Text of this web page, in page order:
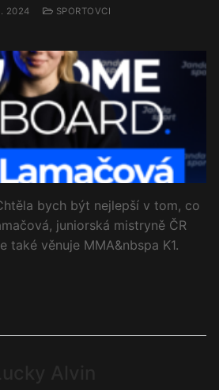
2024
SPORTOVCI
bych být nejlepší v tom, co
juniorská mistryně ČR
také věnuje MMA&nbspa K1.